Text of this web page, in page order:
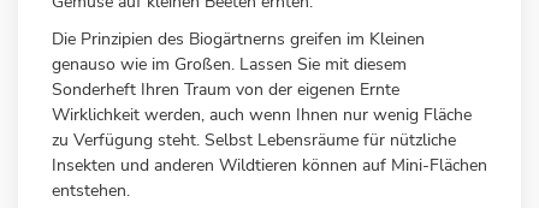
Die Prinzipien des Biogärtnerns greifen im Kleinen
genauso wie im Großen. Lassen Sie mit diesem
Sonderheft Ihren Traum von der eigenen Ernte
Wirklichkeit werden, auch wenn Ihnen nur wenig Fläche
zu Verfügung steht. Selbst Lebensräume für nützliche
Insekten und anderen Wildtieren können auf Mini-Flächen
entstehen.